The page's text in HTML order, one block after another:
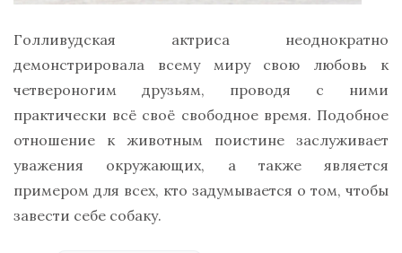
Голливудская актриса неоднократно
демонстрировала всему миру свою любовь к
четвероногим друзьям, проводя с ними
практически всё своё свободное время. Подобное
отношение к животным поистине заслуживает
уважения окружающих, а также является
примером для всех, кто задумывается о том, чтобы
завести себе собаку.